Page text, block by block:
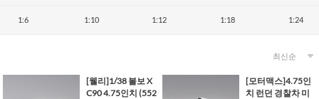
1:6 1:10 1:12 1:18 1:24
[웰리]1/38 볼보 X
C90 4.75인치 (552
[모터맥스]4.75인
치 런던 경찰차 미